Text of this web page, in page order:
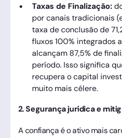
Taxas de Finalização:
por canais tradicionais
taxa de conclusão de
fluxos 100% integrados
alcançam 87,5% de
período. Isso significa
recupera o capital
muito mais célere.
2. Segurança jurídica e
A confiança é o ativo mais